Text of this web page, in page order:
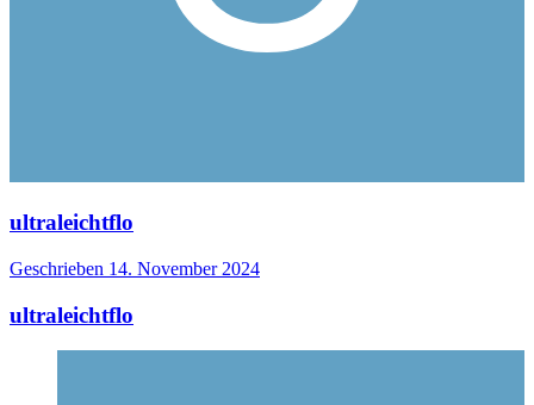
ultraleichtflo
Geschrieben 14. November 2024
ultraleichtflo